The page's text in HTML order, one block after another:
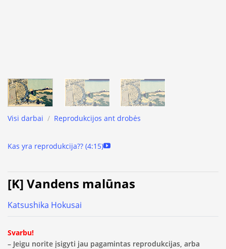
Visi darbai / Reprodukcijos ant drobės
Kas yra reprodukcija?? (4:15)
[K] Vandens malūnas
Katsushika Hokusai
Svarbu!
– Jeigu norite įsigyti jau pagamintas reprodukcijas, arba